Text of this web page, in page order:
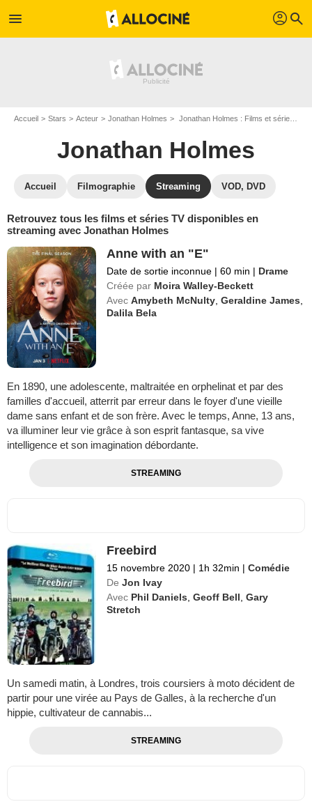
menu profil search
Accueil Stars Acteur Jonathan Holmes Jonathan Holmes : Films et séries online
Jonathan Holmes
Accueil Filmographie Streaming VOD, DVD
Retrouvez tous les films et séries TV disponibles en
streaming avec Jonathan Holmes
Anne with an "E"
Date de sortie inconnue | 60 min | Drame
Créée par Moira Walley-Beckett
Avec Amybeth McNulty ,Geraldine James
Dalila Bela
En 1890, une adolescente, maltraitée en orphelinat et par des
familles d'accueil, atterrit par erreur dans le foyer d'une vieille
dame sans enfant et de son frère. Avec le temps, Anne, 13 ans,
va illuminer leur vie grâce à son esprit fantasque, sa vive
intelligence et son imagination débordante.
STREAMING
Freebird
15 novembre 2020 | 1h 32min | Comédie
De Jon Ivay
Avec Phil Daniels ,Geoff Bell ,Gary
Stretch
Un samedi matin, à Londres, trois coursiers à moto décident de
partir pour une virée au Pays de Galles, à la recherche d'un
hippie, cultivateur de cannabis...
STREAMING